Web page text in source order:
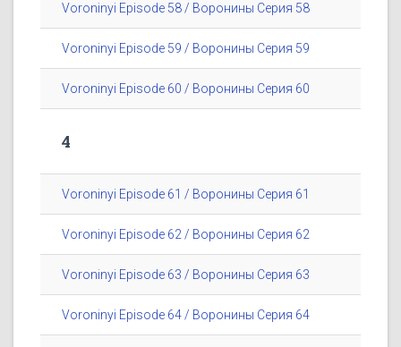
Voroninyi Episode 58 / Воронины Серия 58
Voroninyi Episode 59 / Воронины Серия 59
Voroninyi Episode 60 / Воронины Серия 60
4
Voroninyi Episode 61 / Воронины Серия 61
Voroninyi Episode 62 / Воронины Серия 62
Voroninyi Episode 63 / Воронины Серия 63
Voroninyi Episode 64 / Воронины Серия 64